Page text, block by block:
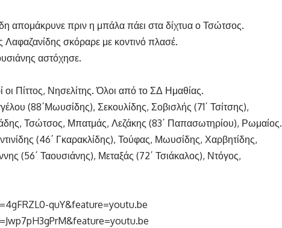
απομάκρυνε πριν η μπάλα πάει στα δίχτυα ο Τσώτσος.
Λαφαζανίδης σκόραρε με κοντινό πλασέ.
αστόχησε.
οι Πίττος, Νησελίτης. Όλοι από το ΣΔ Ημαθίας.
(88΄Μωυσίδης), Σεκουλίδης, Σοβισλής (71΄ Τσίτσης),
Τσώτσος, Μπατμάς, Λεζάκης (83΄ Παπασωτηρίου), Ρωμαίος.
(46΄ Γκαρακλίδης), Τούφας, Μωυσίδης, Χαρβητίδης,
(56΄ Ταουσιάνης), Μεταξάς (72΄ Τσιάκαλος), Ντόγος,
quY&feature=youtu.be